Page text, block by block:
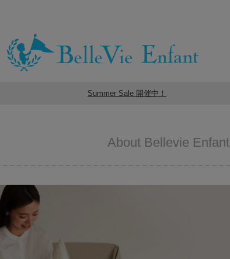
Summer Sale 開催中！
About Bellevie Enfant